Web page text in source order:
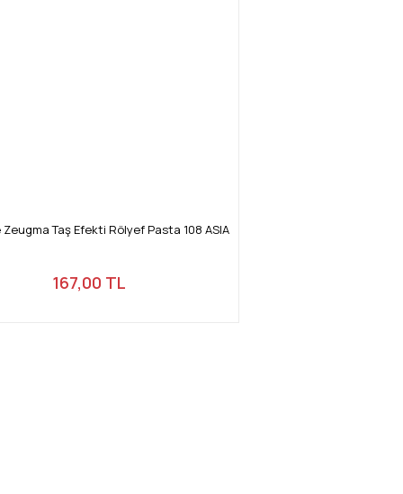
Taş Efekti Rölyef Pasta 108 ASIA
167,00 TL